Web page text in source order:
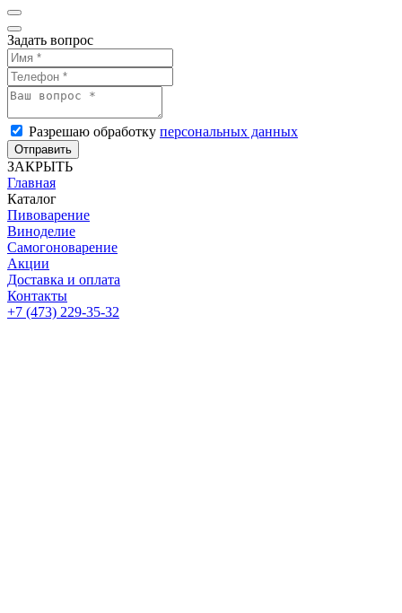
Задать вопрос
Разрешаю обработку персональных данных
Отправить
ЗАКРЫТЬ
Главная
Каталог
Пивоварение
Виноделие
Самогоноварение
Акции
Доставка и оплата
Контакты
+7 (473) 229-35-32